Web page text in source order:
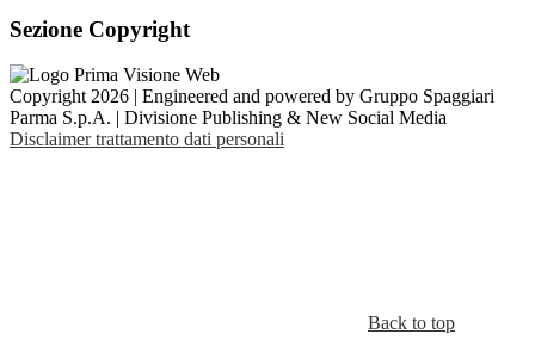
Sezione Copyright
Copyright 2026 | Engineered and powered by Gruppo Spaggiari
Parma S.p.A. | Divisione Publishing & New Social Media
Disclaimer trattamento dati personali
Back to top